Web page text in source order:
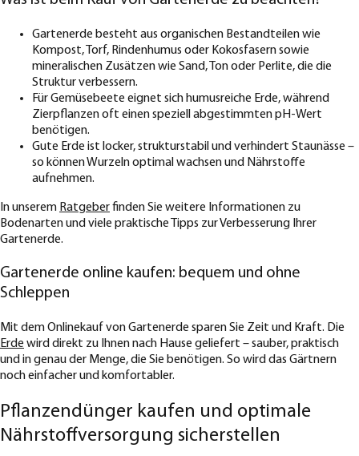
Gartenerde besteht aus organischen Bestandteilen wie
Kompost, Torf, Rindenhumus oder Kokosfasern sowie
mineralischen Zusätzen wie Sand, Ton oder Perlite, die die
Struktur verbessern.
Für Gemüsebeete eignet sich humusreiche Erde, während
Zierpflanzen oft einen speziell abgestimmten pH-Wert
benötigen.
Gute Erde ist locker, strukturstabil und verhindert Staunässe –
so können Wurzeln optimal wachsen und Nährstoffe
aufnehmen.
In unserem Ratgeberfinden Sie weitere Informationen zu
Bodenarten und viele praktische Tipps zur Verbesserung Ihrer
Gartenerde.
Gartenerde online kaufen: bequem und ohne
Schleppen
Mit dem Onlinekauf von Gartenerde sparen Sie Zeit und Kraft. Die
Erde wird direkt zu Ihnen nach Hause geliefert – sauber, praktisch
und in genau der Menge, die Sie benötigen. So wird das Gärtnern
noch einfacher und komfortabler.
Pflanzendünger kaufen und optimale
Nährstoffversorgung sicherstellen